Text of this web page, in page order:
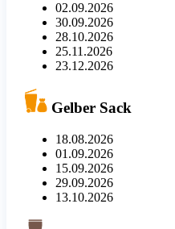
02.09.2026
30.09.2026
28.10.2026
25.11.2026
23.12.2026
Gelber Sack
18.08.2026
01.09.2026
15.09.2026
29.09.2026
13.10.2026